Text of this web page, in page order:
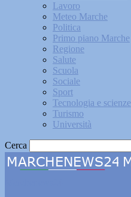
Lavoro
Meteo Marche
Politica
Primo piano Marche
Regione
Salute
Scuola
Sociale
Sport
Tecnologia e scienze
Turismo
Università
Cerca